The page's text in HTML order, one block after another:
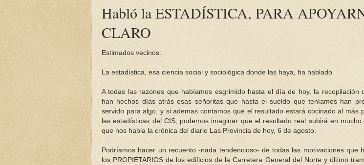
Habló la ESTADÍSTICA, PARA
CLARO
Estimados vecinos:
La estadística, esa ciencia social y sociológica donde las haya, ha hablado.
A todas las razones que habíamos esgrimido hasta el día de hoy, la recopilación
han hechos días atrás esas señoritas que hasta el sueldo que teníamos han
servido para algo, y si ademas contamos que el resultado estará cocinado al más
las estadísticas del CIS, podemos imaginar que el resultado real subirá en mucho
que nos habla la crónica del diario Las Provincia de hoy, 6 de agosto.
Podríamos hacer un recuento -nada tendencioso- de todas las motivaciones que
los PROPIETARIOS de los edificios de la Carretera General del Norte y último